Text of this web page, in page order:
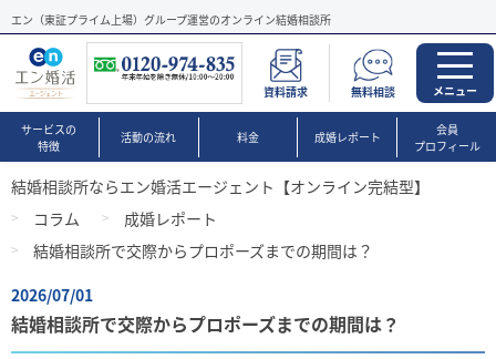
エン（東証プライム上場）グループ運営のオンライン結婚相談所
資料請求 無料相談 メニュー
サービスの
特徴
活動の流れ 料金 成婚レポート
会員
プロフィール
結婚相談所ならエン婚活エージェント【オンライン完結型】
コラム
成婚レポート
結婚相談所で交際からプロポーズまでの期間は？
2026/07/01
結婚相談所で交際からプロポーズまでの期間は？